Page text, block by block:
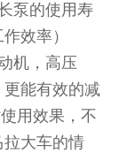
泵的使用寿
作效率）
机，高压
能有效的减
用效果，不
大车的情